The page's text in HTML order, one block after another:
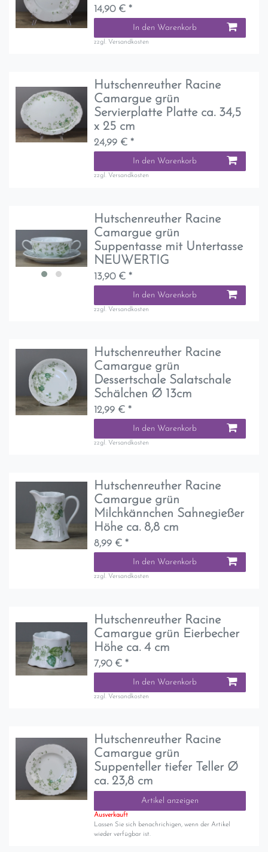
14,90 € *
In den Warenkorb
zzgl. Versandkosten
Hutschenreuther Racine
Camargue grün
Servierplatte Platte ca. 34,5
x 25 cm
24,99 € *
In den Warenkorb
zzgl. Versandkosten
Hutschenreuther Racine
Camargue grün
Suppentasse mit Untertasse
NEUWERTIG
13,90 € *
In den Warenkorb
zzgl. Versandkosten
Hutschenreuther Racine
Camargue grün
Dessertschale Salatschale
Schälchen Ø 13cm
12,99 € *
In den Warenkorb
zzgl. Versandkosten
Hutschenreuther Racine
Camargue grün
Milchkännchen Sahnegießer
Höhe ca. 8,8 cm
8,99 € *
In den Warenkorb
zzgl. Versandkosten
Hutschenreuther Racine
Camargue grün Eierbecher
Höhe ca. 4 cm
7,90 € *
In den Warenkorb
zzgl. Versandkosten
Hutschenreuther Racine
Camargue grün
Suppenteller tiefer Teller Ø
ca. 23,8 cm
Artikel anzeigen
Ausverkauft
Lassen Sie sich benachrichigen, wenn der Artikel
wieder verfügbar ist.